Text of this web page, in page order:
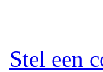
Stel een